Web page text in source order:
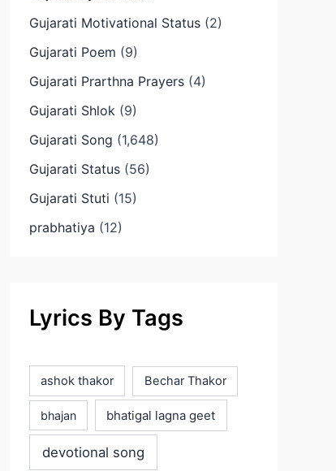
Gujarati Motivational Status (2)
Gujarati Poem (9)
Gujarati Prarthna Prayers (4)
Gujarati Shlok (9)
Gujarati Song (1,648)
Gujarati Status (56)
Gujarati Stuti (15)
prabhatiya (12)
Lyrics By Tags
ashok thakor Bechar Thakor
bhajan bhatigal lagna geet
devotional song